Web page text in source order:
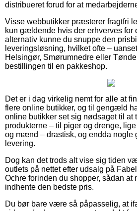
distribueret forud for at
Visse webbutikker præsterer fragtfri
kun gældende hvis der erhverves
alternativ kunne du snuppe den
leveringsløsning, hvilket ofte –
Helsingør, Smørumnedre eller
bestillingen til en pakkeshop.
Det er i dag virkelig nemt for alle at
flere online butikker, og til gengæld
online butikker set sig nødsaget til
produkterne – til piger og drenge,
og mænd – drastisk, og endda nogle
levering.
Dog kan det trods alt vise sig tiden
outlets på nettet efter udsalg på
Ochre forinden du shopper, sådan at
indhente den bedste pris.
Du bør bare være så påpasselig, at